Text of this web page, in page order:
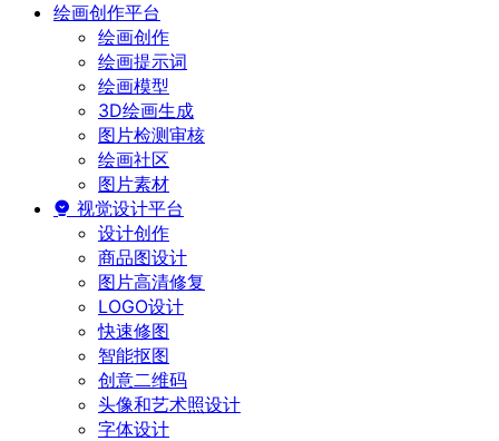
绘画创作平台
绘画创作
绘画提示词
绘画模型
3D绘画生成
图片检测审核
绘画社区
图片素材
视觉设计平台
设计创作
商品图设计
图片高清修复
LOGO设计
快速修图
智能抠图
创意二维码
头像和艺术照设计
字体设计